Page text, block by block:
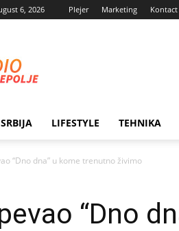
6, 2026 Plejer Marketing Kontact
SRBIJA LIFESTYLE TEHNIKA
“Dno dna” u kome trenutno živimo
“Dno